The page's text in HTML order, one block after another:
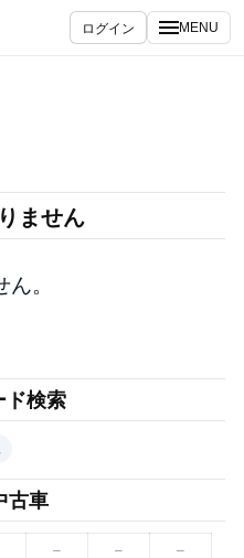
ログイン MENU
ません
。
ド検索
古車
– –
–